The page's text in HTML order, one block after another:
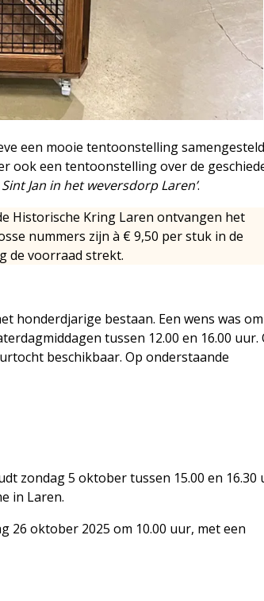
een mooie tentoonstelling samengesteld
ook een tentoonstelling over de
Jan in het weversdorp Laren’.
Historische Kring Laren ontvangen het
nummers zijn à € 9,50 per stuk in de
de voorraad strekt.
honderdjarige bestaan. Een wens was
tussen 12.00 en 16.00 uur.
beschikbaar. Op onderstaande
zondag 5 oktober tussen 15.00 en 16.30
in Laren.
26 oktober 2025 om 10.00 uur, met een